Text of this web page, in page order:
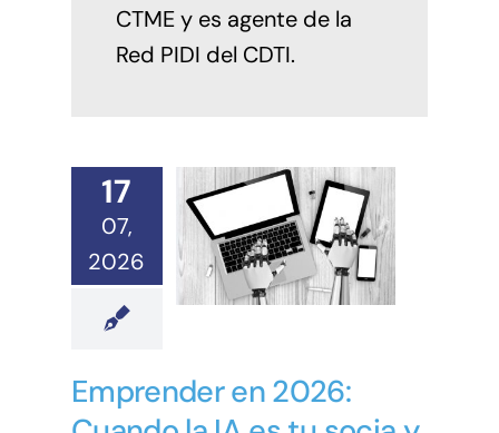
CTME y es agente de la
Red PIDI del CDTI.
17
07,
2026
Emprender en 2026: